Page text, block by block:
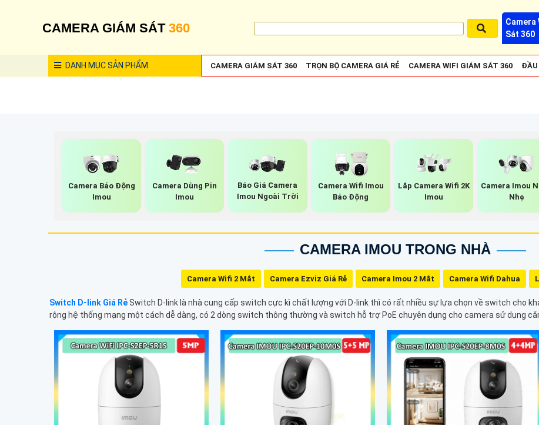
CAMERA GIÁM SÁT 360
Camera
Sát 360
DANH MỤCSẢN PHẨM CAMERA GIÁM SÁT 360 TRỌN BỘ CAMERA GIÁ RẺ CAMERA WIFI GIÁM SÁT 360 ĐẦU
Camera Báo Động
Imou
Camera Dùng Pin
Imou
Báo Giá Camera
Imou Ngoài Trời
Camera Wifi Imou
Báo Động
Lắp Camera Wifi 2K
Imou
Camera Imou
Nhẹ
CAMERA IMOU TRONG NHÀ
Camera Wifi 2 Mắt Camera Ezviz Giá Rẻ Camera Imou 2 Mắt Camera Wifi Dahua
Switch D-link Giá RẻSwitch D-link là nhà cung cấp switch cực kì chất lượng với D-link thì có rất nhiều sự lựa chọn về switch cho
rộng hệ thống mạng một cách dễ dàng, có 2 dòng switch thông thường và switch hỗ trợ PoE chuyên dụng cho camera sử dụng